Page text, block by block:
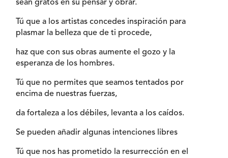
sean gratos en su pensar y obrar.
Tú que a los artistas concedes inspiración para
plasmar la belleza que de ti procede,
haz que con sus obras aumente el gozo y la
esperanza de los hombres.
Tú que no permites que seamos tentados por
encima de nuestras fuerzas,
da fortaleza a los débiles, levanta a los caídos.
Se pueden añadir algunas intenciones libres
Tú que nos has prometido la resurrección en el